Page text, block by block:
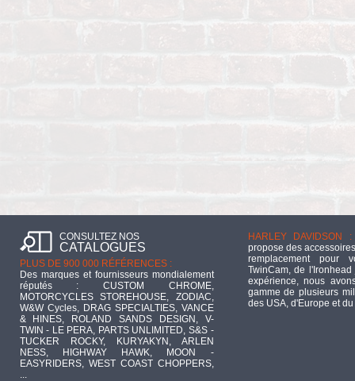
CONSULTEZ NOS
CATALOGUES
PLUS DE 900 000 RÉFÉRENCES :
Des marques et fournisseurs mondialement
réputés : CUSTOM CHROME,
MOTORCYCLES STOREHOUSE, ZODIAC,
W&W Cycles, DRAG SPECIALTIES, VANCE
& HINES, ROLAND SANDS DESIGN, V-
TWIN - LE PERA, PARTS UNLIMITED, S&S -
TUCKER ROCKY, KURYAKYN, ARLEN
NESS, HIGHWAY HAWK, MOON -
EASYRIDERS, WEST COAST CHOPPERS,
...
HARLEY DAVIDSON :
propose des
remplacement pour
TwinCam, de
expérience, nous
gamme de plusieurs
des USA, d'Europe et